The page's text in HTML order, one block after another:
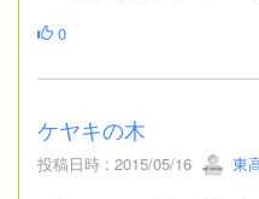
0
ケヤキの木
投稿日時 : 2015/05/16 東